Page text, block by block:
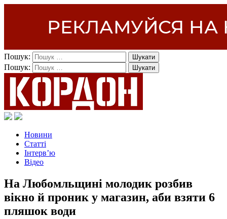
Пошук:
Пошук:
Новини
Статті
Інтерв’ю
Відео
На Любомльщині молодик розбив
вікно й проник у магазин, аби взяти 6
пляшок води